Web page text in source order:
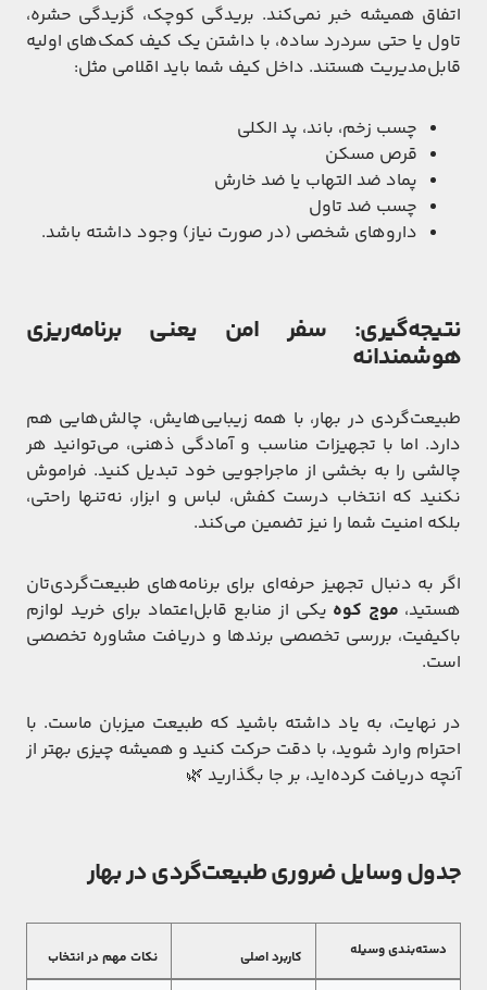
اتفاق همیشه خبر نمی‌کند. بریدگی کوچک، گزیدگی حشره،
تاول یا حتی سردرد ساده، با داشتن یک کیف کمک‌های اولیه
قابل‌مدیریت هستند. داخل کیف شما باید اقلامی مثل:
چسب زخم، باند، پد الکلی
قرص مسکن
پماد ضد التهاب یا ضد خارش
چسب ضد تاول
داروهای شخصی (در صورت نیاز) وجود داشته باشد.
نتیجه‌گیری: سفر امن یعنی برنامه‌ریزی
هوشمندانه
طبیعت‌گردی در بهار، با همه زیبایی‌هایش، چالش‌هایی هم
دارد. اما با تجهیزات مناسب و آمادگی ذهنی، می‌توانید هر
چالشی را به بخشی از ماجراجویی خود تبدیل کنید. فراموش
نکنید که انتخاب درست کفش، لباس و ابزار، نه‌تنها راحتی،
بلکه امنیت شما را نیز تضمین می‌کند.
اگر به دنبال تجهیز حرفه‌ای برای برنامه‌های طبیعت‌گردی‌تان
هستید، موج کوه یکی از منابع قابل‌اعتماد برای خرید لوازم
باکیفیت، بررسی تخصصی برندها و دریافت مشاوره تخصصی
است.
در نهایت، به یاد داشته باشید که طبیعت میزبان ماست. با
احترام وارد شوید، با دقت حرکت کنید و همیشه چیزی بهتر از
آنچه دریافت کرده‌اید، بر جا بگذارید 🌿
جدول وسایل ضروری طبیعت‌گردی در بهار
دسته‌بندی وسیله کاربرد اصلی نکات مهم در انتخاب